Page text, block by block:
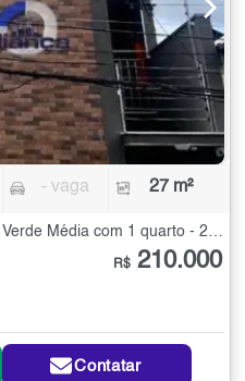
- vaga 27 m²
Apartamento à Venda na Casa Verde Média com 1 quarto - 27 m²
R$ 210.000
Contatar